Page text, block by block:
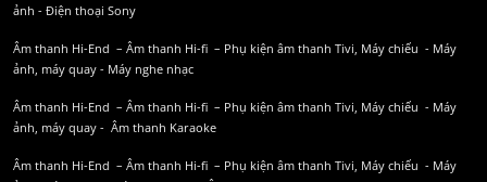
ảnh - Điện thoại Sony
Âm thanh Hi-End – Âm thanh Hi-fi – Phụ kiện âm thanh Tivi, Máy chiếu - Máy
ảnh, máy quay - Máy nghe nhạc
Âm thanh Hi-End – Âm thanh Hi-fi – Phụ kiện âm thanh Tivi, Máy chiếu - Máy
ảnh, máy quay - Âm thanh Karaoke
Âm thanh Hi-End – Âm thanh Hi-fi – Phụ kiện âm thanh Tivi, Máy chiếu - Máy